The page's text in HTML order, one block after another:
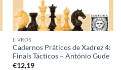
LIVROS
Cadernos Práticos de Xadrez 4:
Finais Tácticos – António Gude
€12,19